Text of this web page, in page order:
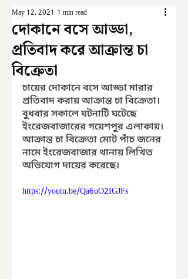
দোকানে বসে আড্ডা,
প্রতিবাদ করে আক্রান্ত চা
বিক্রেতা
May 12, 2021 1 min read
চায়ের দোকানে বসে আড্ডা মারার
প্রতিবাদ করায় আক্রান্ত চা বিক্রেতা।
বুধবার সকালে ঘটনাটি ঘটেছে
ইংরেজবাজারের গয়েশপুর এলাকায়।
আক্রান্ত চা বিক্রেতা মোট পাঁচ জনের
নামে ইংরেজবাজার থানায় লিখিত
অভিযোগ দায়ের করেছে।
https://youtu.be/Qa6uO2IGJFs